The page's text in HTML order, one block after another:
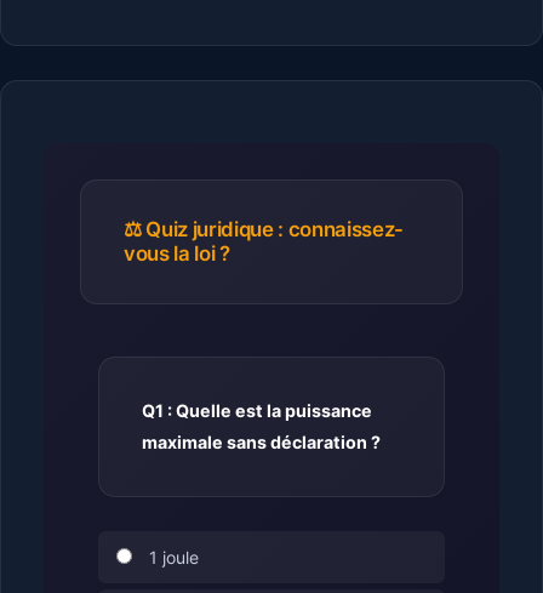
⚖️ Quiz juridique : connaissez-
vous la loi ?
Q1 : Quelle est la puissance
maximale sans déclaration ?
1 joule